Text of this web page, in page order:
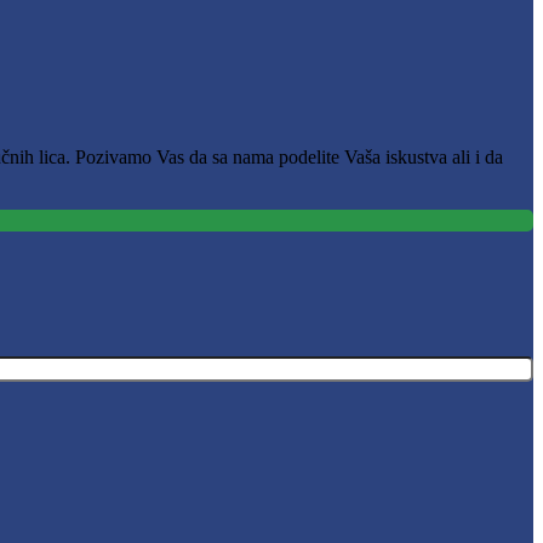
lica. Pozivamo Vas da sa nama podelite Vaša iskustva ali i da